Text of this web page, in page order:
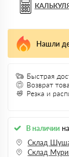
Быстрая
Возврат
Резка и
В наличии
Склад
Склад
Нашли